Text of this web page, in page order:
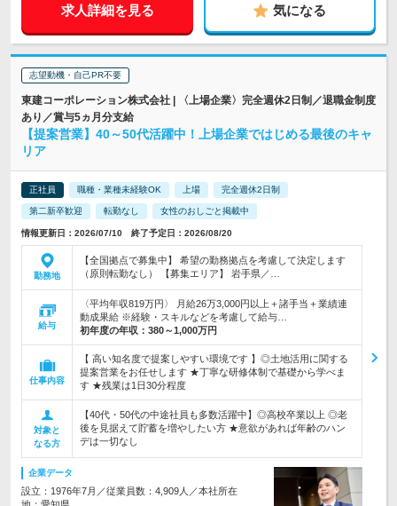
求人詳細を見る 気になる
志望動機・自己PR不要
東建コーポレーション株式会社 | 〈上場企業〉完全週休2日制／退職金制度
あり／賞与5ヵ月分支給
【提案営業】40～50代活躍中！上場企業ではじめる最後のキャ
リア
正社員 職種・業種未経験OK 上場 完全週休2日制
第二新卒歓迎 転勤なし 女性のおしごと掲載中
情報更新日：2026/07/10 終了予定日：2026/08/20
勤務地
【全国拠点で募集中】 希望の勤務拠点を考慮して決定します
（原則転勤なし） 【募集エリア】 岩手県／…
給与
〈平均年収819万円〉 月給26万3,000円以上＋諸手当＋業績連
動成果給 ※経験・スキルなどを考慮して給与…
初年度の年収： 380～1,000万円
仕事内容
【 高い知名度で提案しやすい環境です 】◎土地活用に関する
提案営業をお任せします ★丁寧な研修体制で基礎から学べま
す ★残業は1日30分程度
対象と
なる方
【40代・50代の中途社員も多数活躍中】◎高校卒業以上 ◎老
後を見据えて貯蓄を増やしたい方 ★意欲があれば年齢のハン
デは一切なし
企業データ
設立：1976年7月／従業員数：4,909人／本社所在